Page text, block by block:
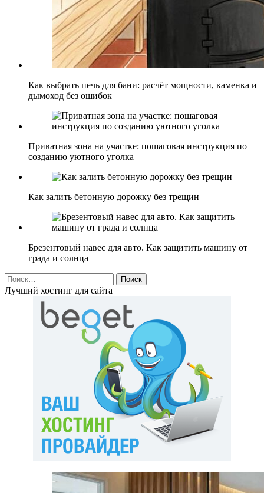
Как выбрать печь для бани: расчёт мощности, каменка и
дымоход без ошибок
Приватная зона на участке: пошаговая инструкция по
созданию уютного уголка
Как залить бетонную дорожку без трещин
Брезентовый навес для авто. Как защитить машину от
града и солнца
Найти:
Лучший хостинг для сайта